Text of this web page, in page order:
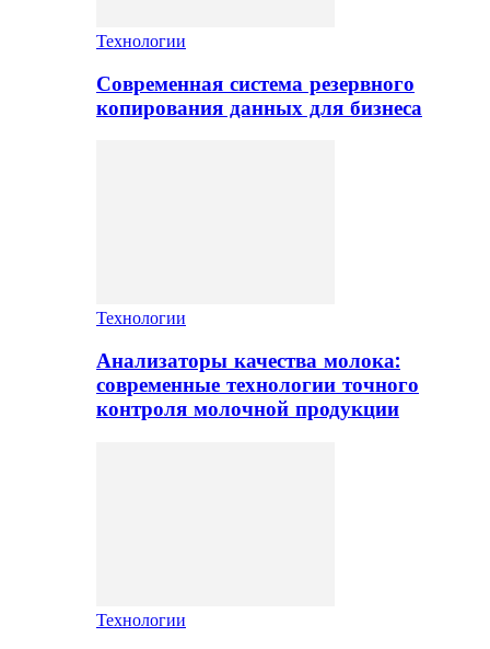
Технологии
Современная система резервного
копирования данных для бизнеса
Технологии
Анализаторы качества молока:
современные технологии точного
контроля молочной продукции
Технологии